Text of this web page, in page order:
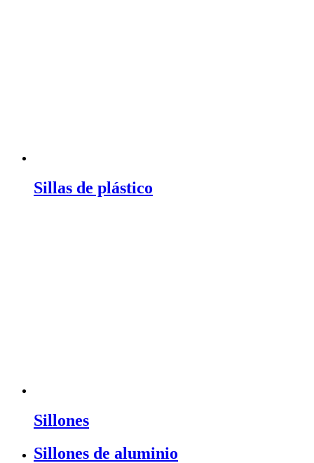
Sillas de plástico
Sillones
Sillones de aluminio